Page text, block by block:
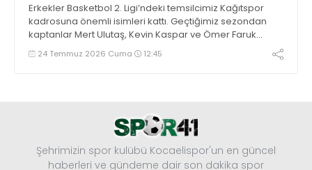
Erkekler Basketbol 2. Ligi’ndeki temsilcimiz Kağıtspor
kadrosuna önemli isimleri kattı. Geçtiğimiz sezondan
kaptanlar Mert Ulutaş, Kevin Kaspar ve Ömer Faruk
Ermat ile yola devam edildi. Takıma 3 oyuncu daha
eklenecek.
24 Temmuz 2026 Cuma 12:45
Şehrimizin spor kulübü Kocaelispor'un en güncel
haberleri ve gündeme dair son dakika spor